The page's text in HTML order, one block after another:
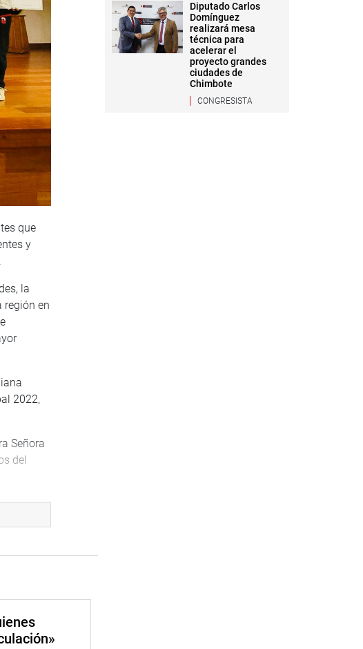
que
y
la
región en
2022,
Señora
del
un
región y
Diputado Carlos
Domínguez
realizará mesa
técnica para
acelerar el
proyecto grandes
ciudades de
Chimbote
CONGRESISTA